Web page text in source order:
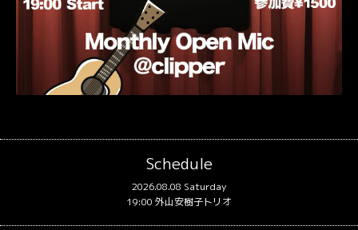
Schedule
2026.08.08 Saturday
19:00 外山安樹子トリオ